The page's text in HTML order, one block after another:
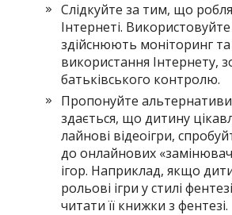
Слідкуйте за тим, що
Інтернеті.
здійснюють моніторинг
використання Інтернету,
батьківського контролю.
Пропонуйте
здається, що дитину
лайнові відеоігри,
до онлайнових
ігор. Наприклад, якщо
рольові ігри у стилі
читати її книжки з фентезі.